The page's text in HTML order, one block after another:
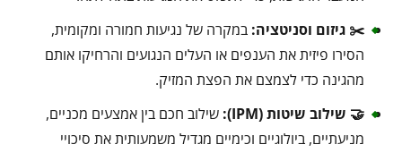
✂️ גיזום וסניטציה: במקרה של נגיעות חמורה ומקומית,
הסירו פיזית את הענפים או העלים הנגועים והרחיקו אותם
מהגינה כדי לצמצם את הפצת המזיק.
🤝 שילוב שיטות (IPM):
שילוב חכם בין אמצעים מכניים,
מניעתיים, ביולוגיים וכימיים מגדיל משמעותית את סיכויי